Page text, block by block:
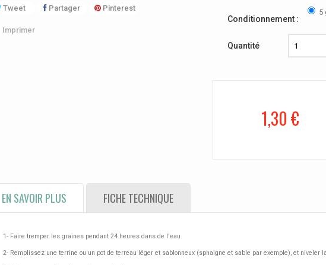
Tweet Partager Pinterest
Imprimer
Conditionnement :
5
Quantité
1,30 €
EN SAVOIR PLUS FICHE TECHNIQUE
1- Faire tremper les graines pendant 24 heures dans de l'eau.
2- Remplissez une terrine ou un pot de terreau léger et sablonneux (sphaigne et sable par exemple), et niveler